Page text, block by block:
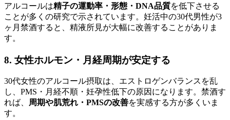
アルコールは精子の運動率・形態・DNA品質を低下させる
ことが多くの研究で示されています。妊活中の30代男性が3
ヶ月禁酒すると、精液所見が大幅に改善することがありま
す。
8. 女性ホルモン・月経周期が安定する
30代女性のアルコール摂取は、エストロゲンバランスを乱
し、PMS・月経不順・妊孕性低下の原因になります。禁酒す
れば、
周期や肌荒れ・PMSの改善を実感する方が多くいま
す。